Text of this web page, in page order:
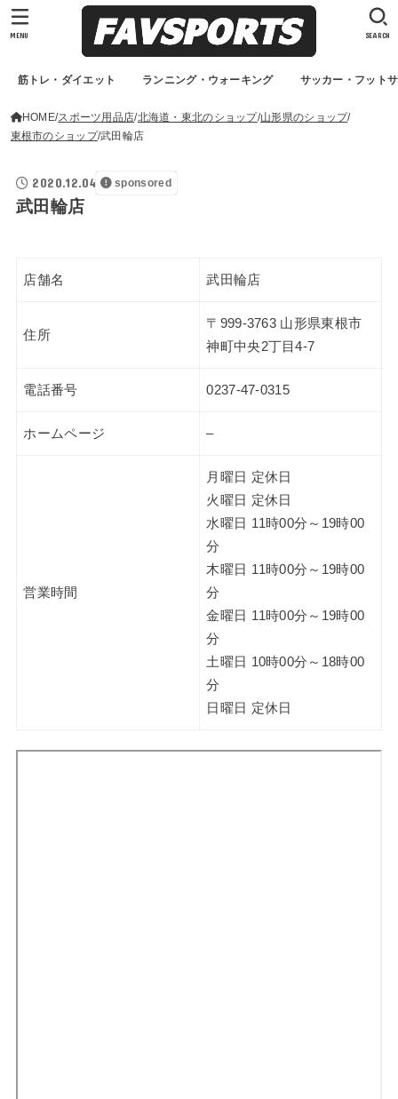
筋トレ・ダイエット ランニング・ウォーキング サッカー・フット
SEARCH
MENU
HOME スポーツ用品店 北海道・東北のショップ 山形県のショップ
東根市のショップ 武田輪店
2020.12.04 sponsored
武田輪店
店舗名 武田輪店
住所
〒999-3763 山形県東根市
神町中央2丁目4-7
電話番号 0237-47-0315
ホームページ –
営業時間
月曜日 定休日
火曜日 定休日
水曜日 11時00分～19時00
分
木曜日 11時00分～19時00
分
金曜日 11時00分～19時00
分
土曜日 10時00分～18時00
分
日曜日 定休日